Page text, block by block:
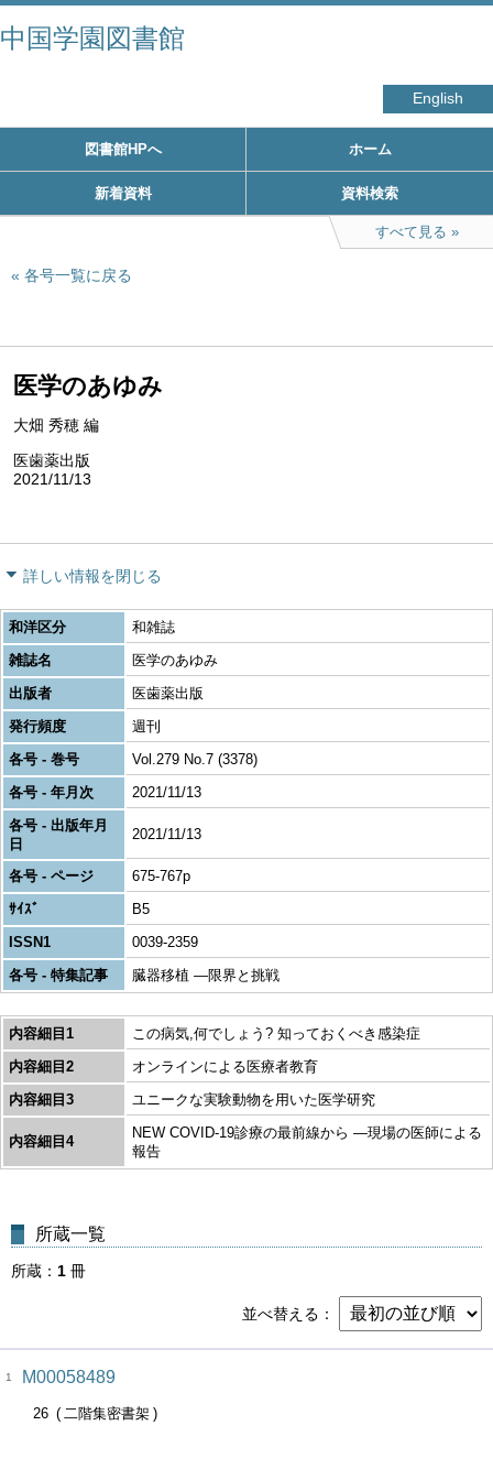
中国学園図書館
English
図書館HPへ ホーム
新着資料 資料検索
すべて見る
各号一覧に戻る
医学のあゆみ
大畑 秀穂 編
医歯薬出版
2021/11/13
詳しい情報を閉じる
和洋区分
和雑誌
雑誌名
医学のあゆみ
出版者
医歯薬出版
発行頻度
週刊
各号 - 巻号
Vol.279 No.7 (3378)
各号 - 年月次
2021/11/13
各号 - 出版年月
日
2021/11/13
各号 - ページ
675-767p
ｻｲｽﾞ
B5
ISSN1
0039-2359
各号 - 特集記事
臓器移植 ―限界と挑戦
内容細目1
この病気,何でしょう? 知っておくべき感染症
内容細目2
オンラインによる医療者教育
内容細目3
ユニークな実験動物を用いた医学研究
内容細目4
NEW COVID-19診療の最前線から ―現場の医師による
報告
所蔵一覧
所蔵 1 冊
並べ替える
1 M00058489
26 二階集密書架